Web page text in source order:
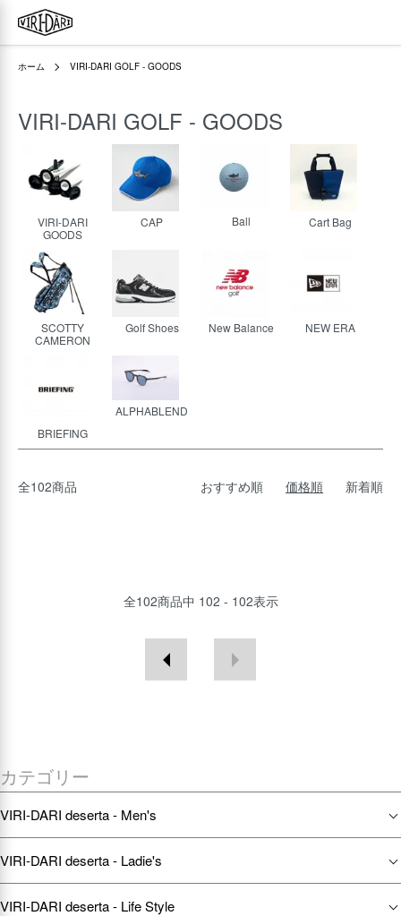
ホーム VIRI-DARI GOLF - GOODS
VIRI-DARI GOLF - GOODS
カテゴリー一覧
VIRI-DARI
GOODS
CAP Ball Cart Bag
SCOTTY
CAMERON
Golf Shoes New Balance NEW ERA
BRIEFING
ALPHABLEND
全102商品 おすすめ順 価格順 新着順
全102商品中 102 - 102表示
カテゴリー
VIRI-DARI deserta - Men's
VIRI-DARI deserta - Ladie's
VIRI-DARI deserta - Life Style